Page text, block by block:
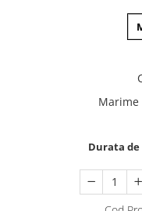
Marime
Durata